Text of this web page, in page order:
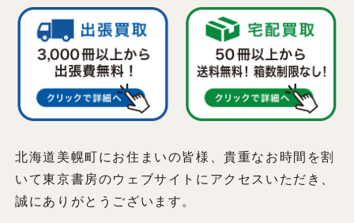
北海道美幌町にお住まいの皆様、貴重なお時間を割
いて東京書房のウェブサイトにアクセスいただき、
誠にありがとうございます。